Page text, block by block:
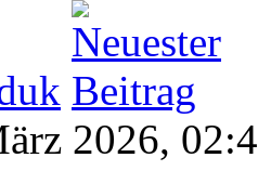
2026,